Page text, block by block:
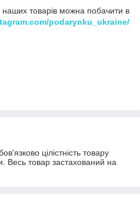
товарів можна побачити в
podarynku_ukraine/
цілістність товару
Весь товар застахований на